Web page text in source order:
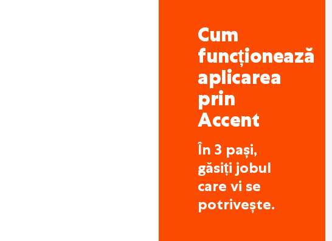
Cum
funcționează
aplicarea
prin
Accent
În 3 pași,
găsiți jobul
care vi se
potrivește.